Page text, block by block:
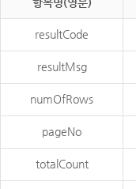
resultCode
resultMsg
numOfRows
pageNo
totalCount